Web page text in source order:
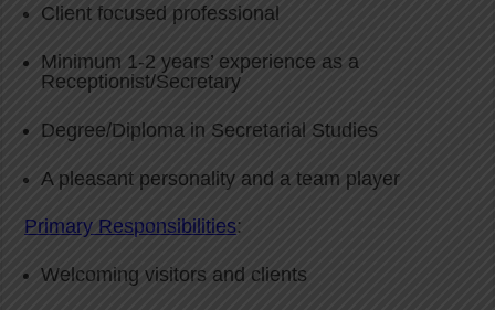
Client focused professional
Minimum 1-2 years’ experience as a
Receptionist/Secretary
Degree/Diploma in Secretarial Studies
A pleasant personality and a team player
Primary Responsibilities:
Welcoming visitors and clients